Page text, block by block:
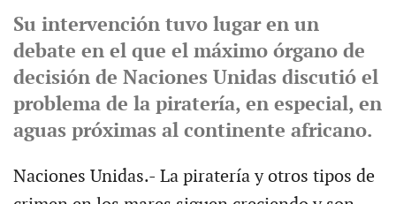
Su intervención tuvo lugar en un
debate en el que el máximo órgano de
decisión de Naciones Unidas discutió el
problema de la piratería, en especial, en
aguas próximas al continente africano.
Naciones Unidas.- La piratería y otros tipos de